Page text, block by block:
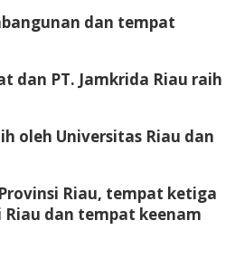
dan tempat
dan PT. Jamkrida Riau raih
oleh Universitas Riau dan
Riau, tempat ketiga
dan tempat keenam